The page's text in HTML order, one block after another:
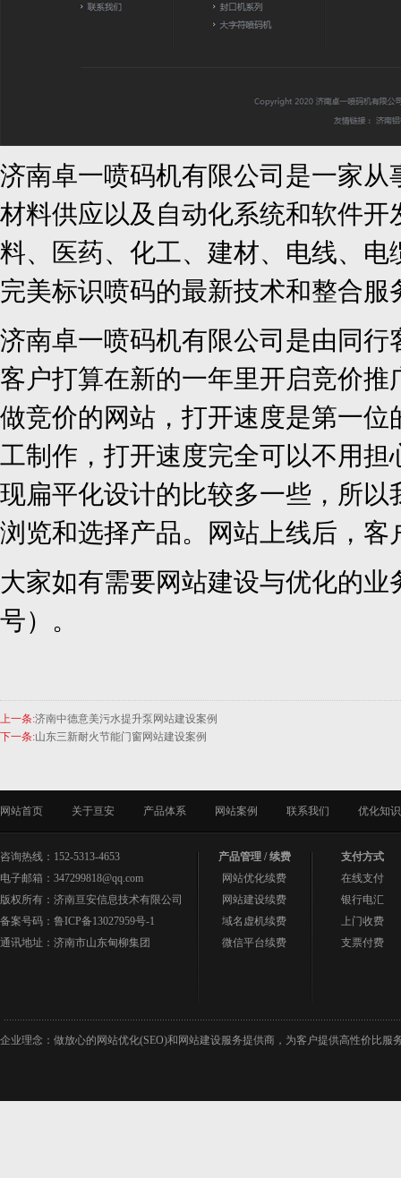
济南卓一喷码机有限公司是一家
材料供应以及自动化系统和软件
料、医药、化工、建材、电线、
完美标识喷码的最新技术和整合
济南卓一喷码机有限公司是由同
客户打算在新的一年里开启竞价
做竞价的网站，打开速度是第一
工制作，打开速度完全可以不用
现扁平化设计的比较多一些，所
浏览和选择产品。网站上线后，客
大家如有需要网站建设与优化的业
号）。
上一条:济南中德意美污水提升泵网站建设案例
下一条:山东三新耐火节能门窗网站建设案例
网站首页 关于亘安 产品体系 网站案例 联系我们 优化知识
咨询热线：152-5313-4653
电子邮箱：347299818@qq.com
版权所有：济南亘安信息技术有限公司
备案号码： 鲁ICP备13027959号-1
通讯地址：济南市山东甸柳集团
产品管理 / 续费
网站优化续费
网站建设续费
域名虚机续费
微信平台续费
支付方式
在线支付
银行电汇
上门收费
支票付费
企业理念：做放心的网站优化(SEO)和网站建设服务提供商，为客户提供高性价比服